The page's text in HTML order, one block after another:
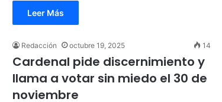
Leer Más
Redacción octubre 19, 2025 14
Cardenal pide discernimiento y
llama a votar sin miedo el 30 de
noviembre